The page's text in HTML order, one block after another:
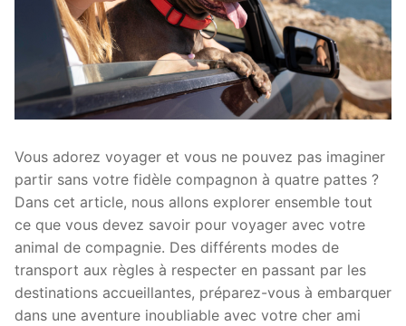
Vous adorez voyager et vous ne pouvez pas imaginer
partir sans votre fidèle compagnon à quatre pattes ?
Dans cet article, nous allons explorer ensemble tout
ce que vous devez savoir pour voyager avec votre
animal de compagnie. Des différents modes de
transport aux règles à respecter en passant par les
destinations accueillantes, préparez-vous à embarquer
dans une aventure inoubliable avec votre cher ami